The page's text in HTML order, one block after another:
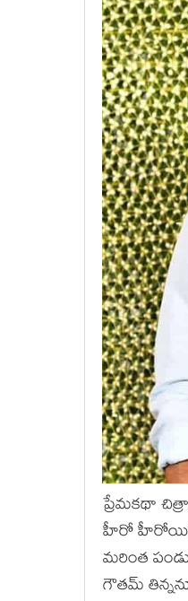
ప్రేమ‌క‌థా
హీరో
మ‌రింత
గౌత‌మ్